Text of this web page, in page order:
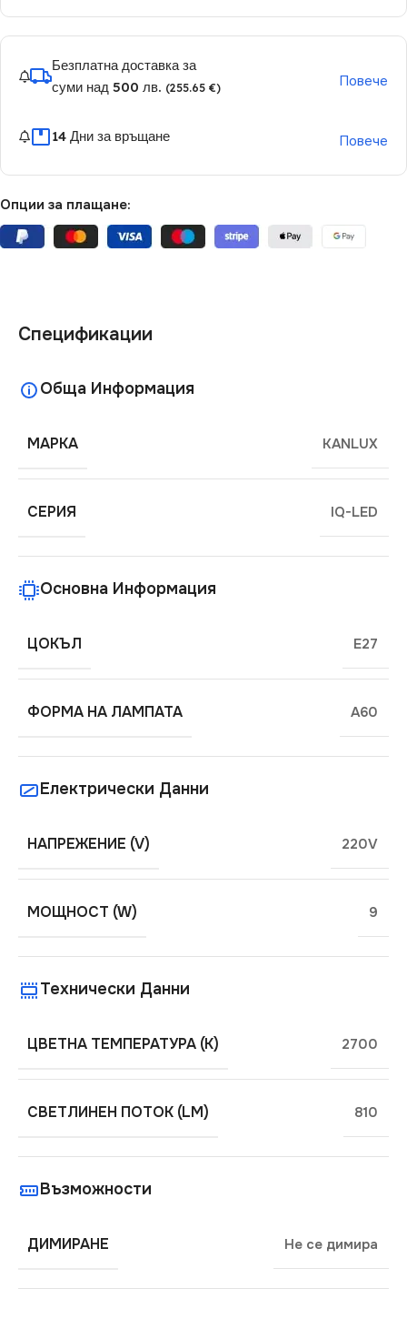
Безплатна доставка за
суми над 500 лв. (255.65 €) Повече
14 Дни за връщане Повече
Опции за плащане:
Спецификации
Обща Информация
МАРКА KANLUX
СЕРИЯ IQ-LED
Основна Информация
ЦОКЪЛ E27
ФОРМА НА ЛАМПАТА A60
Електрически Данни
НАПРЕЖЕНИЕ (V) 220V
МОЩНОСТ (W) 9
Технически Данни
ЦВЕТНА ТЕМПЕРАТУРА (K) 2700
СВЕТЛИНЕН ПОТОК (LM) 810
Възможности
ДИМИРАНЕ Не се димира